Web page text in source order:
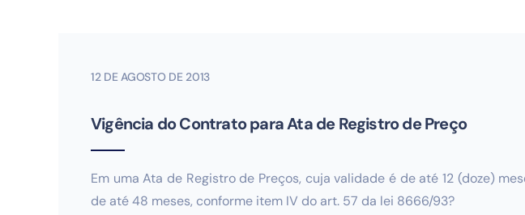
12 DE AGOSTO DE 2013
Vigência do Contrato para Ata de Registro de Preço
Em uma Ata de Registro de Preços, cuja validade é de até 12 (doze)
de até 48 meses, conforme item IV do art. 57 da lei 8666/93?